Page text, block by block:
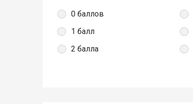
0 баллов
1 балл
2 балла